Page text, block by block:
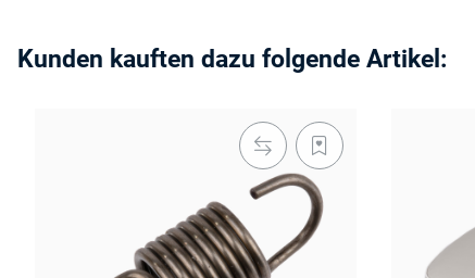
Kunden kauften dazu folgende Artikel: